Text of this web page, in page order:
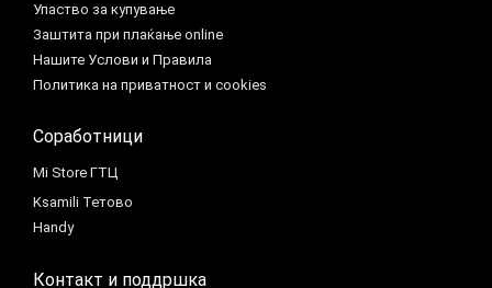
Упаство за купување
Заштита при плаќање online
Нашите Услови и Правила
Политика на приватност и cookies
Соработници
Mi Store ГТЦ
Ksamili Тетово
Handy
Контакт и поддршка